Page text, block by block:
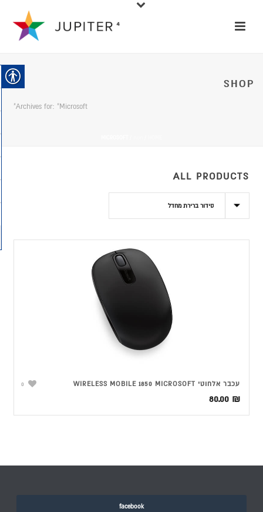
SHOP
Archives for: "Microsoft"
ALL PRODUCTS
0 עכבר אלחוטי WIRELESS MOBILE 1850 MICROSOFT
80.00 ₪
facebook